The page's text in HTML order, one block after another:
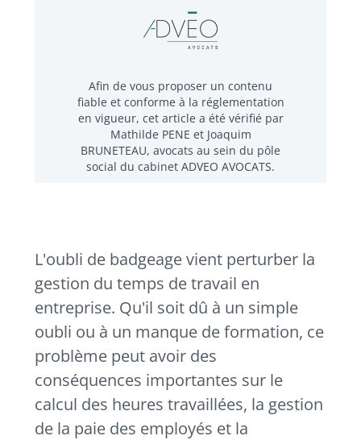
Afin de vous proposer un contenu
fiable et conforme à la réglementation
en vigueur, cet article a été vérifié par
Mathilde PENE et Joaquim
BRUNETEAU, avocats au sein du pôle
social du cabinet ADVEO AVOCATS.
L'oubli de badgeage vient perturber la
gestion du temps de travail en
entreprise. Qu'il soit dû à un simple
oubli ou à un manque de formation, ce
problème peut avoir des
conséquences importantes sur le
calcul des heures travaillées, la gestion
de la paie des employés et la